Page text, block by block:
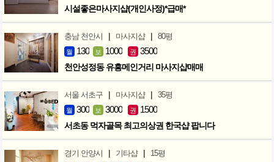
시설좋은마사지샵(개인사정)*급매*
충남 천안시 | 마사지샵 | 80평
월 130 보 1000 권 3500
천안성정동 유흥메인거리 마사지샵매매
서울 서초구 | 마사지샵 | 35평
월 300 보 3000 권 1500
서초동 먹자골목 최고의상권 한국샵 팝니다
경기 안양시 | 기타샵 | 15평